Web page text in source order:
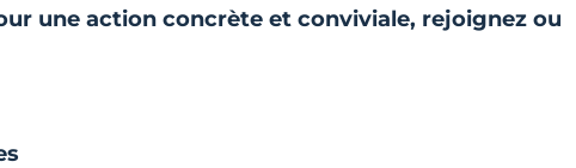
une action concrète et conviviale, rejoignez ou